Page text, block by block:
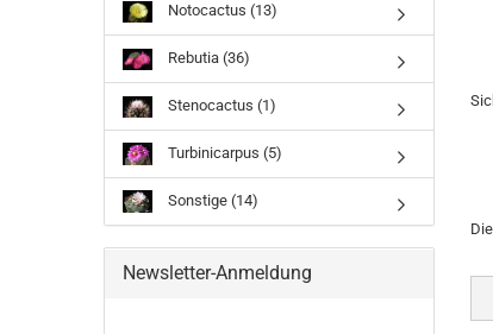
Die
Notocactus (13)
Rebutia (36)
Stenocactus (1)
Turbinicarpus (5)
Sonstige (14)
Newsletter-Anmeldung